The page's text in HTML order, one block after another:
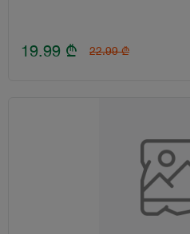
19.99 ₾ 22.99 ₾